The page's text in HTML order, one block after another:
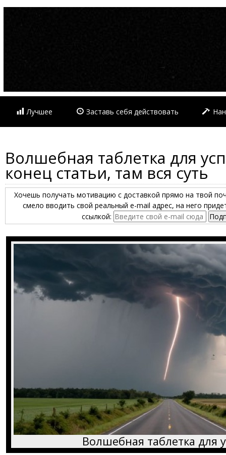
Лучшее Заставь себя действовать
Волшебная таблетка для
конец статьи, там вся суть
Хочешь получать мотивацию с доставкой прямо на твой
смело вводить свой реальный e-mail адрес, на него
ссылкой:
Волшебная таблетка для